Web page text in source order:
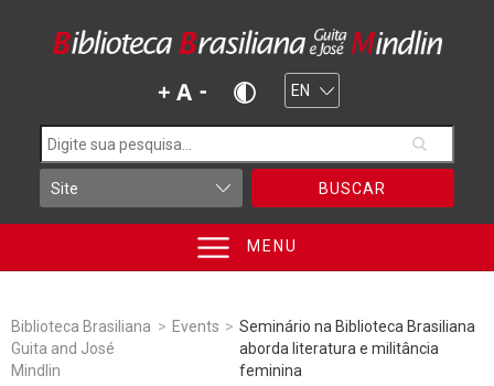
BUSCAR
MENU
Biblioteca Brasiliana
Guita and José
Mindlin
> Events > Seminário na Biblioteca Brasiliana
aborda literatura e militância
feminina